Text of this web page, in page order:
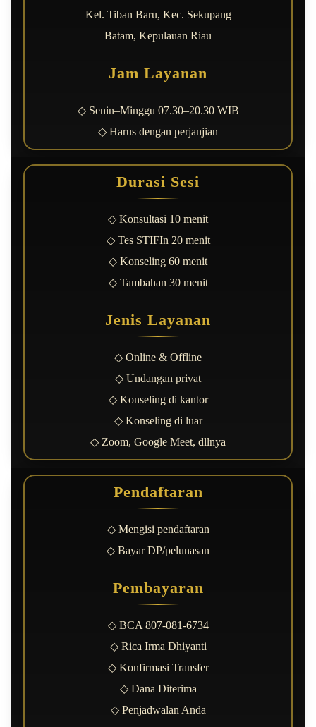
Kel. Tiban Baru, Kec. Sekupang
Batam, Kepulauan Riau
Jam Layanan
◇ Senin–Minggu 07.30–20.30 WIB
◇ Harus dengan perjanjian
Durasi Sesi
◇ Konsultasi 10 menit
◇ Tes STIFIn 20 menit
◇ Konseling 60 menit
◇ Tambahan 30 menit
Jenis Layanan
◇ Online & Offline
◇ Undangan privat
◇ Konseling di kantor
◇ Konseling di luar
◇ Zoom, Google Meet, dllnya
Pendaftaran
◇ Mengisi pendaftaran
◇ Bayar DP/pelunasan
Pembayaran
◇ BCA 807-081-6734
◇ Rica Irma Dhiyanti
◇ Konfirmasi Transfer
◇ Dana Diterima
◇ Penjadwalan Anda